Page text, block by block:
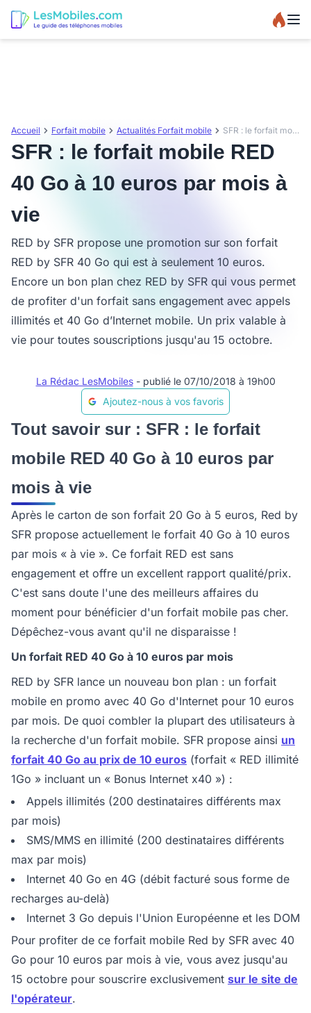
Accueil Forfait mobile Actualités Forfait mobile SFR : le forfait mobile RED 40 Go à 10 euros par mois à vie
SFR : le forfait mobile RED
40 Go à 10 euros par mois à
vie
RED by SFR propose une promotion sur son forfait
RED by SFR 40 Go qui est à seulement 10 euros.
Encore un bon plan chez RED by SFR qui vous permet
de profiter d'un forfait sans engagement avec appels
illimités et 40 Go d’Internet mobile. Un prix valable à
vie pour toutes souscriptions jusqu'au 15 octobre.
La Rédac LesMobiles - publié le 07/10/2018 à 19h00
Ajoutez-nous à vos favoris
Tout savoir sur : SFR : le forfait
mobile RED 40 Go à 10 euros par
mois à vie
Après le carton de son forfait 20 Go à 5 euros, Red by
SFR propose actuellement le forfait 40 Go à 10 euros
par mois « à vie ». Ce forfait RED est sans
engagement et offre un excellent rapport qualité/prix.
C'est sans doute l'une des meilleurs affaires du
moment pour bénéficier d'un forfait mobile pas cher.
Dépêchez-vous avant qu'il ne disparaisse !
Un forfait RED 40 Go à 10 euros par mois
RED by SFR lance un nouveau bon plan : un forfait
mobile en promo avec 40 Go d'Internet pour 10 euros
par mois. De quoi combler la plupart des utilisateurs à
la recherche d'un forfait mobile. SFR propose ainsi un
forfait 40 Go au prix de 10 euros (forfait « RED illimité
1Go » incluant un « Bonus Internet x40 ») :
Appels illimités (200 destinataires différents max
par mois)
SMS/MMS en illimité (200 destinataires différents
max par mois)
Internet 40 Go en 4G (débit facturé sous forme de
recharges au-delà)
Internet 3 Go depuis l'Union Européenne et les DOM
Pour profiter de ce forfait mobile Red by SFR avec 40
Go pour 10 euros par mois à vie, vous avez jusqu'au
15 octobre pour souscrire exclusivement sur le site de
l'opérateur.